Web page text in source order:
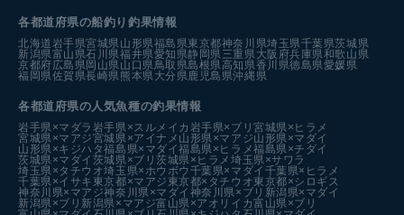
各都道府県の船釣り釣果情報
北海道岩手県宮城県山形県福島県東京都神奈川県埼玉県千葉県茨城県
新潟県富山県石川県福井県愛知県静岡県三重県大阪府兵庫県和歌山県
京都府広島県岡山県山口県鳥取県島根県高知県香川県徳島県愛媛県
福岡県佐賀県長崎県熊本県大分県鹿児島県沖縄県
各都道府県の人気魚種の釣果情報
岩手県×マダラ 岩手県×スルメイカ 岩手県×ブリ宮城県×ヒラメ
宮城県×マアジ宮城県×アイナメ 山形県×マアジ山形県×マダイ
山形県×キジハタ福島県×マダイ福島県×ヒラメ福島県×チダイ
茨城県×マダイ 茨城県×ブリ茨城県×ヒラメ埼玉県×サワラ
埼玉県×タチウオ埼玉県×ホウボウ 千葉県×マダイ 千葉県×ヒラメ
千葉県×イサキ 東京都×マアジ 東京都×タチウオ東京都×シロギス
神奈川県×マアジ神奈川県×マダイ 神奈川県×ブリ 新潟県×マダイ
新潟県×ブリ 新潟県×マアジ富山県×アオリイカ富山県×ブリ